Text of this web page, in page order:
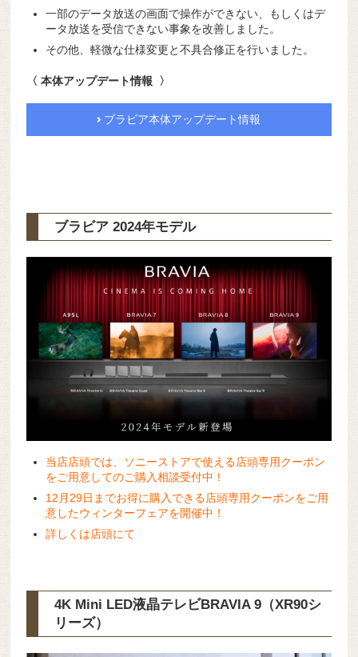
一部のデータ放送の画面で操作ができない、もしくはデ
ータ放送を受信できない事象を改善しました。
その他、軽微な仕様変更と不具合修正を行いました。
〈 本体アップデート情報 〉
ブラビア本体アップデート情報
ブラビア 2024年モデル
当店店頭では、ソニーストアで使える店頭専用クーポン
をご用意してのご購入相談受付中！
12月29日までお得に購入できる店頭専用クーポンをご用
意したウィンターフェアを開催中！
詳しくは店頭にて
4K Mini LED液晶テレビBRAVIA 9（XR90シ
リーズ）